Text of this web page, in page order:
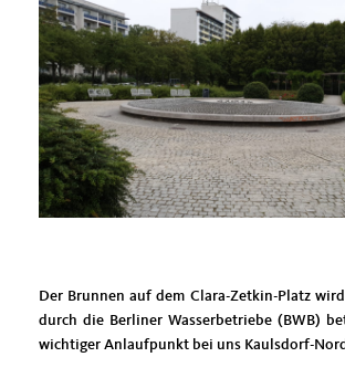
Der Brunnen auf dem Clara-Zetkin-Platz
durch die Berliner Wasserbetriebe (BWB)
wichtiger Anlaufpunkt bei uns Kaulsdorf-